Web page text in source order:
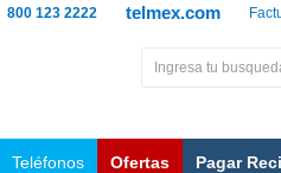
telmex.com
800 123 2222
Teléfonos Ofertas Pagar